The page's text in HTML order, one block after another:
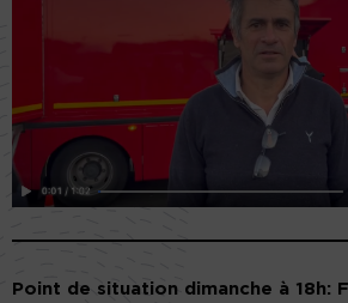
Point de situation dimanche à 18h: